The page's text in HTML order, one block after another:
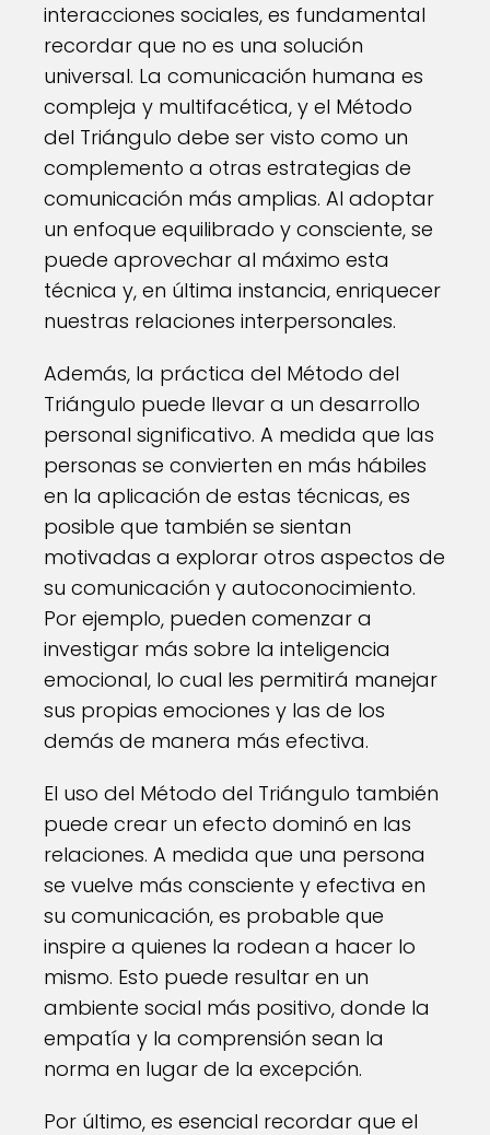
interacciones sociales, es fundamental
recordar que no es una solución
universal. La comunicación humana es
compleja y multifacética, y el Método
del Triángulo debe ser visto como un
complemento a otras estrategias de
comunicación más amplias. Al adoptar
un enfoque equilibrado y consciente, se
puede aprovechar al máximo esta
técnica y, en última instancia, enriquecer
nuestras relaciones interpersonales.
Además, la práctica del Método del
Triángulo puede llevar a un desarrollo
personal significativo. A medida que las
personas se convierten en más hábiles
en la aplicación de estas técnicas, es
posible que también se sientan
motivadas a explorar otros aspectos de
su comunicación y autoconocimiento.
Por ejemplo, pueden comenzar a
investigar más sobre la inteligencia
emocional, lo cual les permitirá manejar
sus propias emociones y las de los
demás de manera más efectiva.
El uso del Método del Triángulo también
puede crear un efecto dominó en las
relaciones. A medida que una persona
se vuelve más consciente y efectiva en
su comunicación, es probable que
inspire a quienes la rodean a hacer lo
mismo. Esto puede resultar en un
ambiente social más positivo, donde la
empatía y la comprensión sean la
norma en lugar de la excepción.
Por último, es esencial recordar que el